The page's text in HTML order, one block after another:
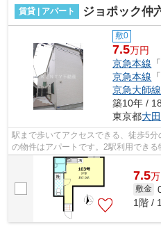
賃貸 | アパート ジョポック仲
敷0
7.5万円
京急本線 「
京急本線 「
京急大師線
築10年 /
東京都大
駅まで歩いてアクセスできる、徒歩5
の物件はアパートです。2駅利用でき
まで平坦な物件で、ラクに駅まで移動す
7.5万
敷金
1階 /